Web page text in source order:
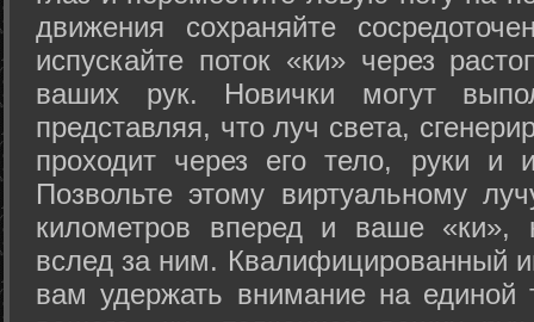
движения сохраняйте
испускайте поток «ки» через
ваших рук. Новички могут
представляя, что луч света,
проходит через его тело, руки и
Позвольте этому виртуальному
километров вперед и ваше «ки»,
вслед за ним. Квалифицированный
вам удержать внимание на единой